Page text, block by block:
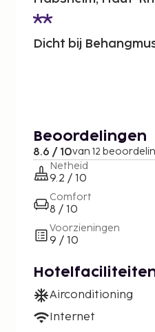
Dicht bij
Beoordelingen
8.6 / 10van 12
Netheid
9.2 / 10
Comfort
8 / 10
Voorzieningen
9 / 10
Airconditioning
Internet